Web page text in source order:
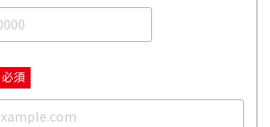
必須